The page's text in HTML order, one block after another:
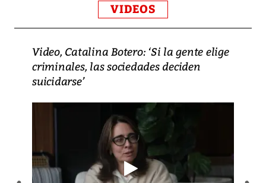
VIDEOS
Video, Catalina Botero: ‘Si la gente elige
criminales, las sociedades deciden
suicidarse’